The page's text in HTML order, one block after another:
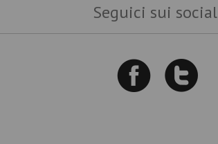
Seguici sui social